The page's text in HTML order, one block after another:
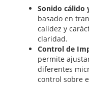
Sonido cálido
basado en
calidez y
claridad.
Control de
permite
diferentes
control sobre